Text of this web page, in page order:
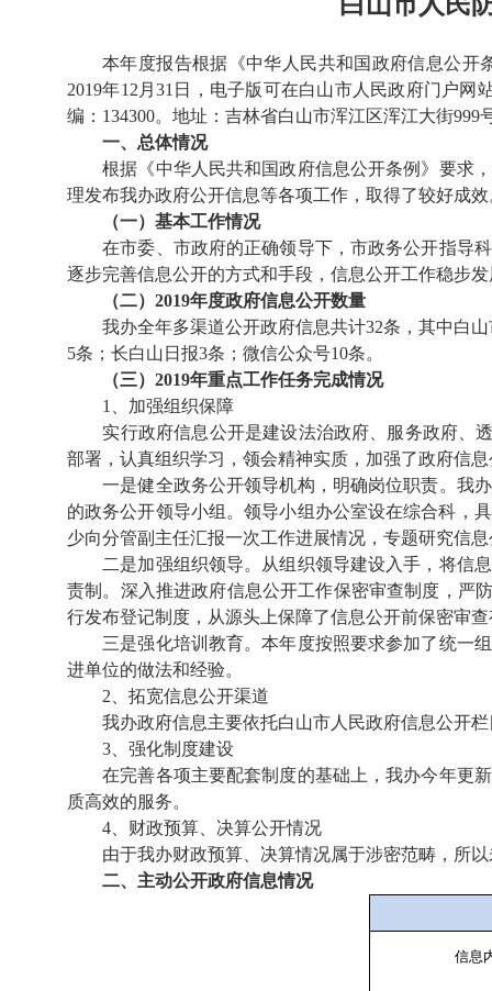
本年度报告根据《中华人民共和国政府信息公开
2019年12月31日，电子版可在白山市人民政府门户网
编：134300。地址：吉林省白山市浑江区浑江大街999
一、总体情况
根据《中华人民共和国政府信息公开条例》要求，
理发布我办政府公开信息等各项工作，取得了较好成
（一）基本工作情况
在市委、市政府的正确领导下，市政务公开指导科
逐步完善信息公开的方式和手段，信息公开工作稳步
（二）2019年度政府信息公开数量
我办全年多渠道公开政府信息共计32条，其中白山
5条；长白山日报3条；微信公众号10条。
（三）2019年重点工作任务完成情况
1、加强组织保障
实行政府信息公开是建设法治政府、服务政府、透
部署，认真组织学习，领会精神实质，加强了政府信
一是健全政务公开领导机构，明确岗位职责。我办
的政务公开领导小组。领导小组办公室设在综合科，
少向分管副主任汇报一次工作进展情况，专题研究信
二是加强组织领导。从组织领导建设入手，将信息
责制。深入推进政府信息公开工作保密审查制度，严
行发布登记制度，从源头上保障了信息公开前保密审
三是强化培训教育。本年度按照要求参加了统一组
进单位的做法和经验。
2、拓宽信息公开渠道
我办政府信息主要依托白山市人民政府信息公开栏
3、强化制度建设
在完善各项主要配套制度的基础上，我办今年更新
质高效的服务。
4、财政预算、决算公开情况
由于我办财政预算、决算情况属于涉密范畴，所以
二、主动公开政府信息情况
信息